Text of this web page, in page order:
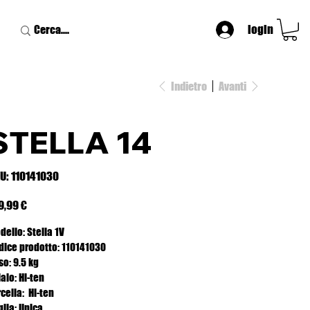
login
Indietro Avanti
14
SKU
110141030
110141030
€
Stella 1V
prodotto: 110141030
9.5 kg
Hi-ten
Hi-ten